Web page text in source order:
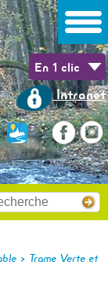
En 1 clic
Intranet
> Trame Verte et